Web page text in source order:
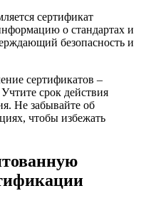
сертификат
о стандартах и
безопасность и
сертификатов –
срок действия
Не забывайте об
чтобы избежать